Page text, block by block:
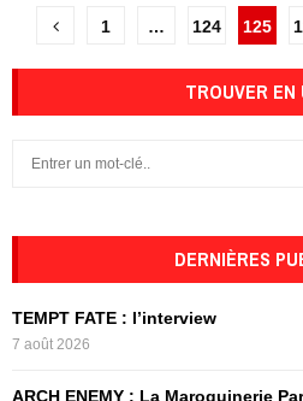
Pagination
des
publications
1 … 124 125
TROUVER EN
h
o
r
DERNIÈRES
TEMPT FATE : l’interview
7 août 2026
ARCH ENEMY : La Maroquinerie